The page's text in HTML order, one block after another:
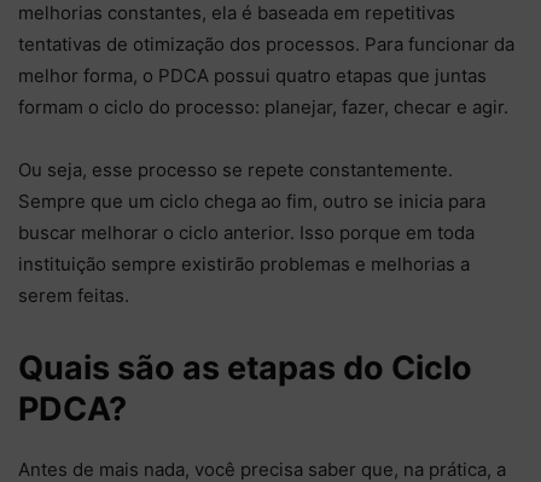
melhorias constantes, ela é baseada em repetitivas
tentativas de otimização dos processos. Para funcionar da
melhor forma, o PDCA possui quatro etapas que juntas
formam o ciclo do processo: planejar, fazer, checar e agir.
Ou seja, esse processo se repete constantemente.
Sempre que um ciclo chega ao fim, outro se inicia para
buscar melhorar o ciclo anterior. Isso porque em toda
instituição sempre existirão problemas e melhorias a
serem feitas.
Quais são as etapas do Ciclo
PDCA?
Antes de mais nada, você precisa saber que, na prática, a